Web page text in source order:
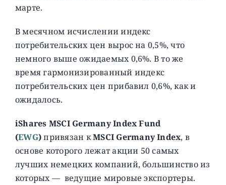
марте.
В месячном исчислении индекс
потребительских цен вырос на 0,5%, что
немного выше ожидаемых 0,6%. В то же
время гармонизированный индекс
потребительских цен прибавил 0,6%, как и
ожидалось.
iShares MSCI Germany Index Fund
(EWG)привязан кMSCI Germany Index, в
основе которого лежат акции 50 самых
лучших немецких компаний, большинство из
которых — ведущие мировые экспортеры.